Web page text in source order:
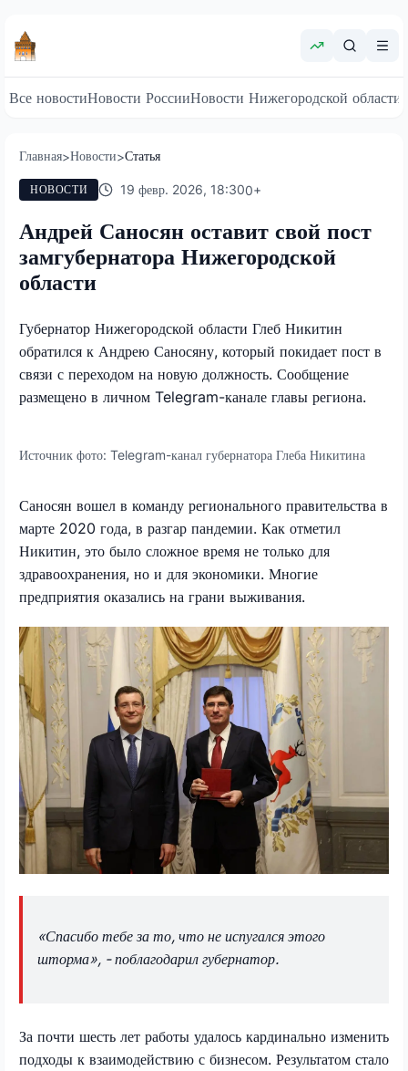
Все новостиНовости РоссииНовости Нижегородской области
Главная>Новости>Статья
НОВОСТИ 19 февр. 2026, 18:300+
Андрей Саносян оставит свой пост
замгубернатора Нижегородской
области
Губернатор Нижегородской области Глеб Никитин
обратился к Андрею Саносяну, который покидает пост в
связи с переходом на новую должность. Сообщение
размещено в личном Telegram-канале главы региона.
Источник фото: Telegram-канал губернатора Глеба Никитина
Саносян вошел в команду регионального правительства в
марте 2020 года, в разгар пандемии. Как отметил
Никитин, это было сложное время не только для
здравоохранения, но и для экономики. Многие
предприятия оказались на грани выживания.
«Спасибо тебе за то, что не испугался этого
шторма», - поблагодарил губернатор.
За почти шесть лет работы удалось кардинально изменить
подходы к взаимодействию с бизнесом. Результатом стало